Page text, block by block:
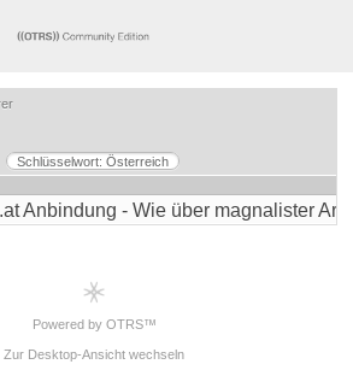
Schlüsselwort: Österreich
Anbindung - Wie über magnalister
Powered by OTRS™
Zur Desktop-Ansicht wechseln